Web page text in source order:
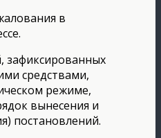
в
зафиксированных
средствами,
режиме,
вынесения и
постановлений.